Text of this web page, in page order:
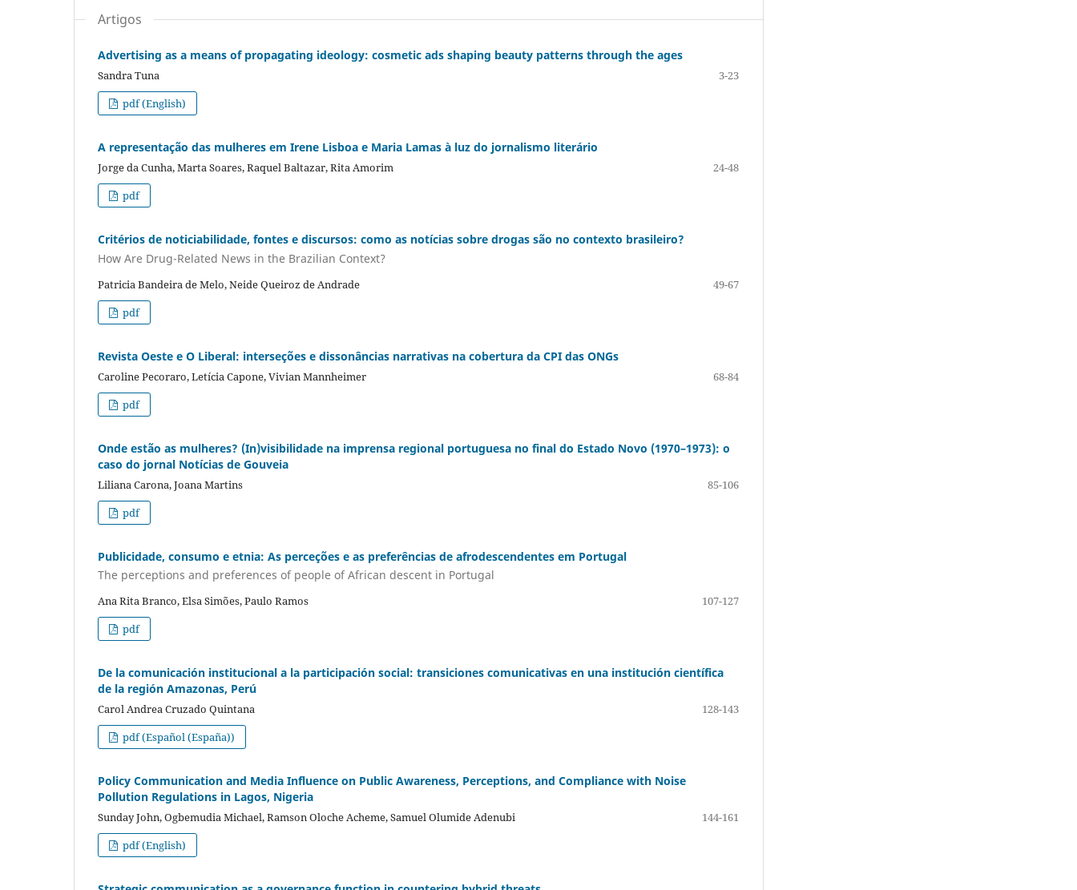
Artigos
Advertising as a means of propagating ideology: cosmetic ads shaping beauty patterns through the ages
Sandra Tuna
3-23
pdf (English)
A representação das mulheres em Irene Lisboa e Maria Lamas à luz do jornalismo literário
Jorge da Cunha, Marta Soares, Raquel Baltazar, Rita Amorim
24-48
pdf
Critérios de noticiabilidade, fontes e discursos: como as notícias sobre drogas são no contexto brasileiro?
How Are Drug-Related News in the Brazilian Context?
Patricia Bandeira de Melo, Neide Queiroz de Andrade
49-67
pdf
Revista Oeste e O Liberal: interseções e dissonâncias narrativas na cobertura da CPI das ONGs
Caroline Pecoraro, Letícia Capone, Vivian Mannheimer
68-84
pdf
Onde estão as mulheres? (In)visibilidade na imprensa regional portuguesa no final do Estado Novo (1970–1973): o
caso do jornal Notícias de Gouveia
Liliana Carona, Joana Martins
85-106
pdf
Publicidade, consumo e etnia: As perceções e as preferências de afrodescendentes em Portugal
The perceptions and preferences of people of African descent in Portugal
Ana Rita Branco, Elsa Simões, Paulo Ramos
107-127
pdf
De la comunicación institucional a la participación social: transiciones comunicativas en una institución científica
de la región Amazonas, Perú
Carol Andrea Cruzado Quintana
128-143
pdf (Español (España))
Policy Communication and Media Influence on Public Awareness, Perceptions, and Compliance with Noise
Pollution Regulations in Lagos, Nigeria
Sunday John, Ogbemudia Michael, Ramson Oloche Acheme, Samuel Olumide Adenubi
144-161
pdf (English)